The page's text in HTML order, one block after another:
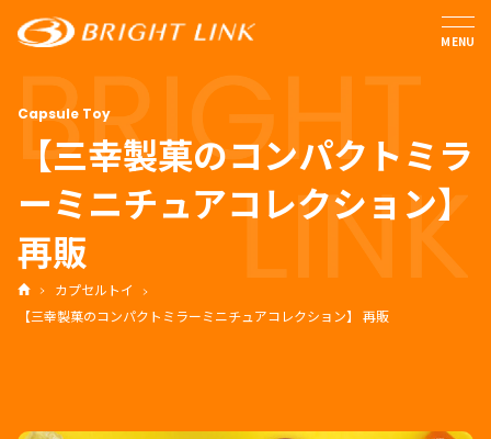
MENU
【三幸製菓のコンパクトミラ
ーミニチュアコレクション】
再販
カプセルトイ
【三幸製菓のコンパクトミラーミニチュアコレクション】 再販